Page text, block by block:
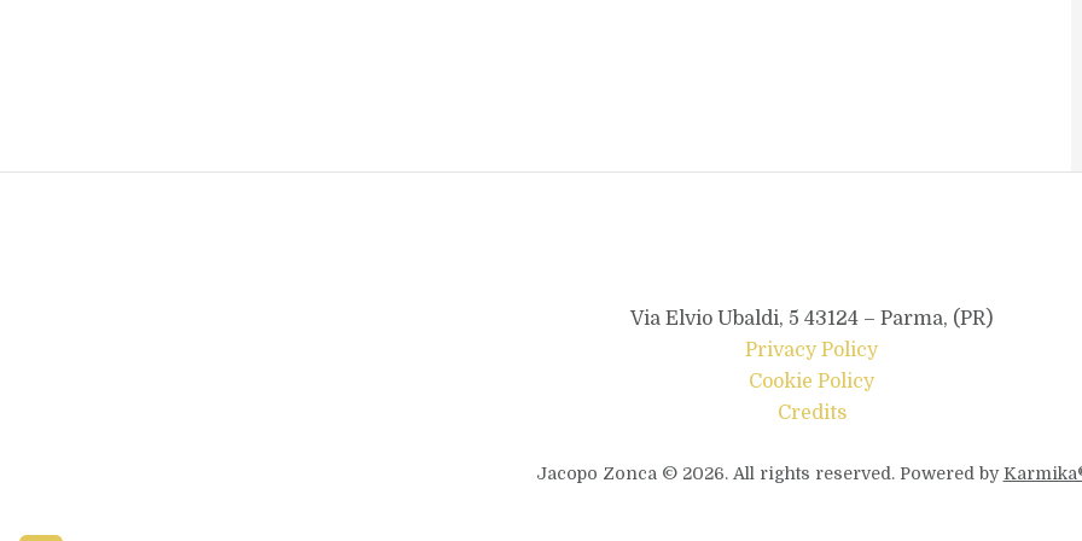
Via Elvio Ubaldi, 5 43124 – Parma, (PR)
Privacy Policy
Cookie Policy
Credits
Jacopo Zonca © 2026. All rights reserved. Powered by